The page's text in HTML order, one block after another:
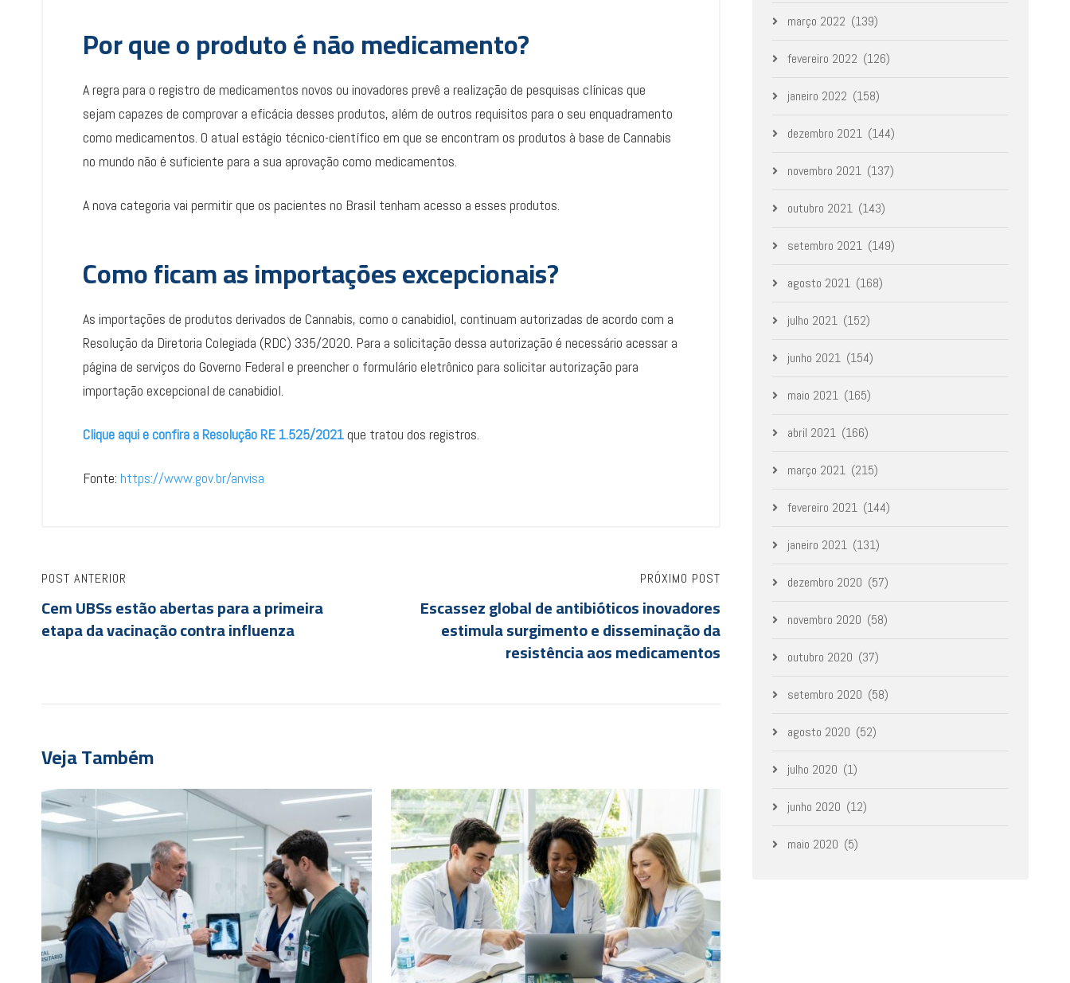
Por que o produto é não medicamento?
A regra para o registro de medicamentos novos ou inovadores prevê a realização de pesquisas clínicas que
sejam capazes de comprovar a eficácia desses produtos, além de outros requisitos para o seu enquadramento
como medicamentos. O atual estágio técnico-científico em que se encontram os produtos à base de Cannabis
no mundo não é suficiente para a sua aprovação como medicamentos.
A nova categoria vai permitir que os pacientes no Brasil tenham acesso a esses produtos.
Como ficam as importações excepcionais?
As importações de produtos derivados de Cannabis, como o canabidiol, continuam autorizadas de acordo com a
Resolução da Diretoria Colegiada (RDC) 335/2020. Para a solicitação dessa autorização é necessário acessar a
página de serviços do Governo Federal e preencher o formulário eletrônico para solicitar autorização para
importação excepcional de canabidiol.
Clique aqui e confira a Resolução RE 1.525/2021que tratou dos registros.
Fonte: https://www.gov.br/anvisa
POST ANTERIOR
Cem UBSs estão abertas para a primeira
etapa da vacinação contra influenza
PRÓXIMO POST
Escassez global de antibióticos inovadores
estimula surgimento e disseminação da
resistência aos medicamentos
Veja Também
março 2022 (139)
fevereiro 2022 (126)
janeiro 2022 (158)
dezembro 2021 (144)
novembro 2021 (137)
outubro 2021 (143)
setembro 2021 (149)
agosto 2021 (168)
julho 2021 (152)
junho 2021 (154)
maio 2021 (165)
abril 2021 (166)
março 2021 (215)
fevereiro 2021 (144)
janeiro 2021 (131)
dezembro 2020 (57)
novembro 2020 (58)
outubro 2020 (37)
setembro 2020 (58)
agosto 2020 (52)
julho 2020 (1)
junho 2020 (12)
maio 2020 (5)